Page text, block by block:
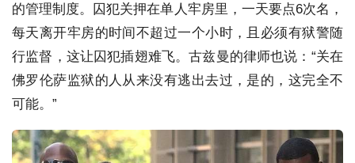
的管理制度。囚犯关押在单人牢房里，一天要点6次名，
每天离开牢房的时间不超过一个小时，且必须有狱警随
行监督，这让囚犯插翅难飞。古兹曼的律师也说：“关在
佛罗伦萨监狱的人从来没有逃出去过，是的，这完全不
可能。”